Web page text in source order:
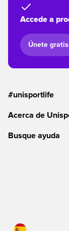
Accede a
Únete gratis
#unisportlife
Acerca de
Busque ayuda